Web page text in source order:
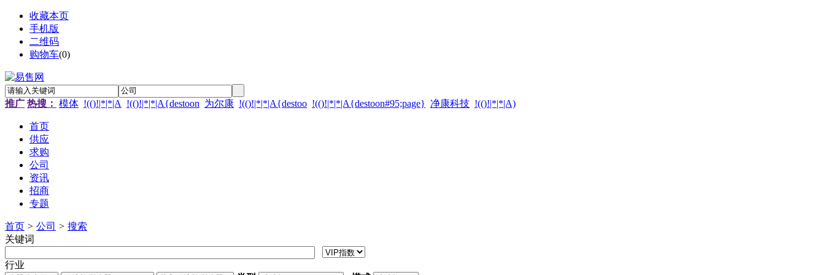
收藏本页
手机版
二维码
购物车(0)
推广 热搜： 模体 !(()!|*|*|A !(()!|*|*|A{destoon 为尔康 !(()!|*|*|A{destoo !(()!|*|*|A{destoon#95;page} 净康科技 !(()!|*|*|A)
首页
供应
求购
公司
资讯
招商
专题
首页 > 公司 > 搜索
关键词
行业